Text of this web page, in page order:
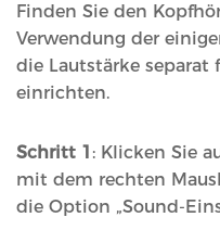
Finden Sie den
Verwendung der
die Lautstärke separat
einrichten.
Schritt 1 : Klicken Sie
mit dem rechten
die Option „Sound-